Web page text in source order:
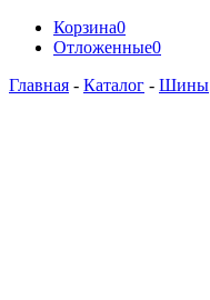
Корзина0
Отложенные0
Главная - Каталог - Шины